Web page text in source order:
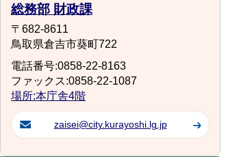
総務部 財政課
〒682-8611
鳥取県倉吉市葵町722
電話番号:0858-22-8163
ファックス:0858-22-1087
場所:本庁舎4階
zaisei@city.kurayoshi.lg.jp